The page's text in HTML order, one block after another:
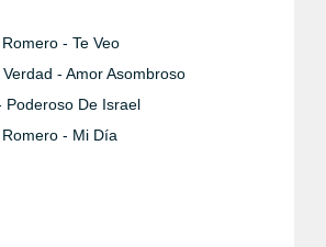
- Te Veo
- Amor Asombroso
Poderoso De Israel
- Mi Día